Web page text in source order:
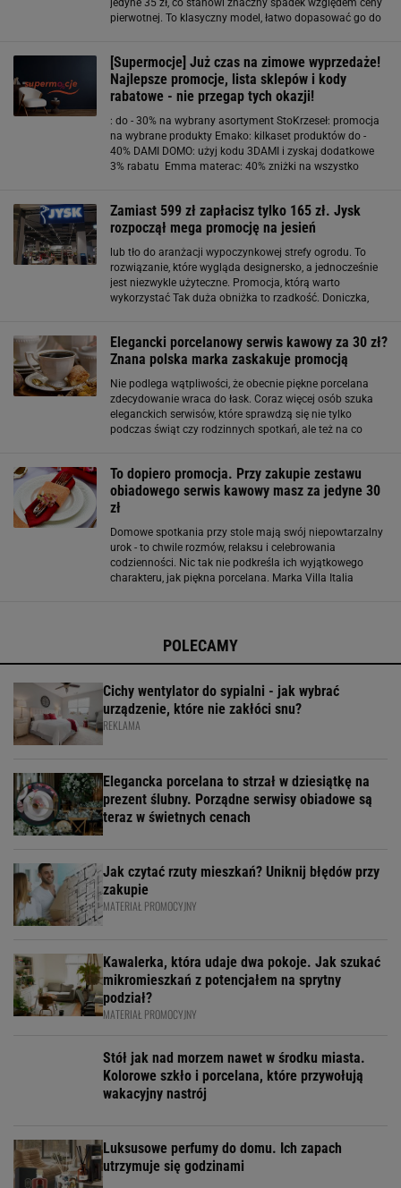
jedyne 35 zł, co stanowi znaczny spadek względem ceny
pierwotnej. To klasyczny model, łatwo dopasować go do
[Supermocje] Już czas na zimowe wyprzedaże!
Najlepsze promocje, lista sklepów i kody
rabatowe - nie przegap tych okazji!
: do - 30% na wybrany asortyment StoKrzeseł: promocja
na wybrane produkty Emako: kilkaset produktów do -
40% DAMI DOMO: użyj kodu 3DAMI i zyskaj dodatkowe
3% rabatu Emma materac: 40% zniżki na wszystko
Zamiast 599 zł zapłacisz tylko 165 zł. Jysk
rozpoczął mega promocję na jesień
lub tło do aranżacji wypoczynkowej strefy ogrodu. To
rozwiązanie, które wygląda designersko, a jednocześnie
jest niezwykle użyteczne. Promocja, którą warto
wykorzystać Tak duża obniżka to rzadkość. Doniczka,
Elegancki porcelanowy serwis kawowy za 30 zł?
Znana polska marka zaskakuje promocją
Nie podlega wątpliwości, że obecnie piękne porcelana
zdecydowanie wraca do łask. Coraz więcej osób szuka
eleganckich serwisów, które sprawdzą się nie tylko
podczas świąt czy rodzinnych spotkań, ale też na co
To dopiero promocja. Przy zakupie zestawu
obiadowego serwis kawowy masz za jedyne 30
zł
Domowe spotkania przy stole mają swój niepowtarzalny
urok - to chwile rozmów, relaksu i celebrowania
codzienności. Nic tak nie podkreśla ich wyjątkowego
charakteru, jak piękna porcelana. Marka Villa Italia
POLECAMY
Cichy wentylator do sypialni - jak wybrać
urządzenie, które nie zakłóci snu?
REKLAMA
Elegancka porcelana to strzał w dziesiątkę na
prezent ślubny. Porządne serwisy obiadowe są
teraz w świetnych cenach
Jak czytać rzuty mieszkań? Uniknij błędów przy
zakupie
MATERIAŁ PROMOCYJNY
Kawalerka, która udaje dwa pokoje. Jak szukać
mikromieszkań z potencjałem na sprytny
podział?
MATERIAŁ PROMOCYJNY
Stół jak nad morzem nawet w środku miasta.
Kolorowe szkło i porcelana, które przywołują
wakacyjny nastrój
Luksusowe perfumy do domu. Ich zapach
utrzymuje się godzinami